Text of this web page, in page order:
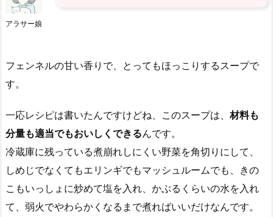
アラサー娘
フェンネルの甘い香りで、とってもほっこりするスープで
す。
一応レシピは書いたんですけどね、このスープは、材料も
分量も適当でもおいしくできるんです。
冷蔵庫に残っている煮崩れしにくい野菜を角切りにして、
しめじでなくてもエリンギでもマッシュルームでも、きの
こもいっしょに炒めて塩を入れ、かぶるくらいの水を入れ
て、弱火でやわらかくなるまで煮ればいいだけなんです。